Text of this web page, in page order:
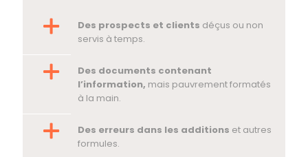
Des prospects et clients déçus ou non
servis à temps.
Des documents contenant
l’information, mais pauvrement formatés
à la main.
Des erreurs dans les additions et autres
formules.